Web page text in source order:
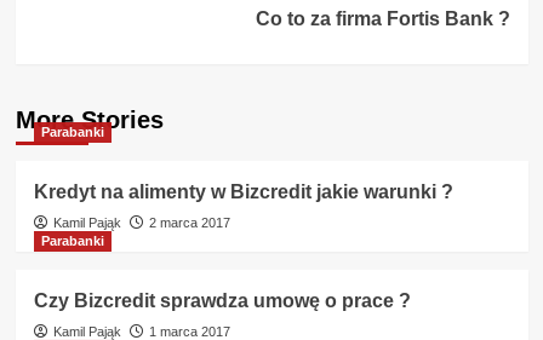
Co to za firma Fortis Bank ?
More Stories
Parabanki
Kredyt na alimenty w Bizcredit jakie warunki ?
Kamil Pająk
2 marca 2017
Parabanki
Czy Bizcredit sprawdza umowę o prace ?
Kamil Pająk
1 marca 2017